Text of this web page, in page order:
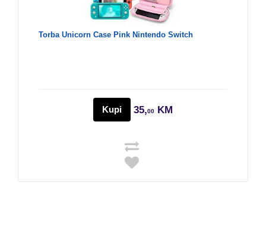
Torba Unicorn Case Pink Nintendo Switch
Kupi 35,00 KM